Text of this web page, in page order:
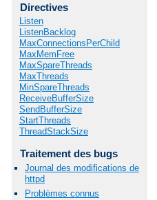
Directives
Listen
ListenBacklog
MaxConnectionsPerChild
MaxMemFree
MaxSpareThreads
MaxThreads
MinSpareThreads
ReceiveBufferSize
SendBufferSize
StartThreads
ThreadStackSize
Traitement des bugs
Journal des modifications de
httpd
Problèmes connus